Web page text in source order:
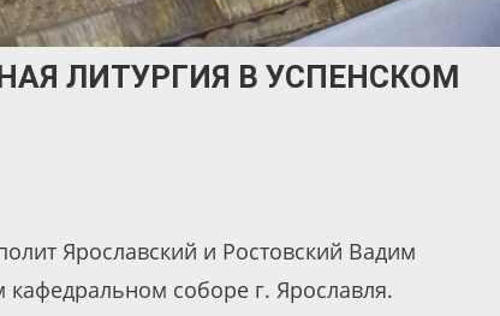
ЛИТУРГИЯ В УСПЕНСКОМ
Ярославский и Ростовский Вадим
соборе г. Ярославля.